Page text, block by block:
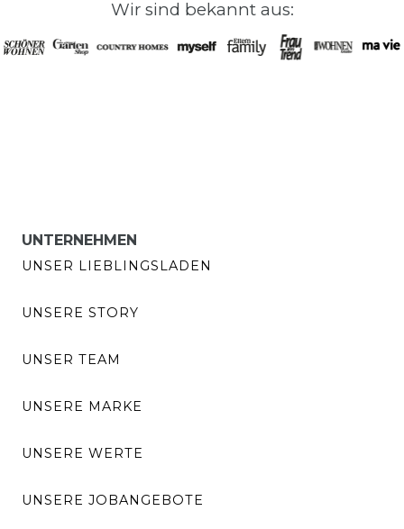
Wir sind bekannt aus:
UNTERNEHMEN
UNSER LIEBLINGSLADEN
UNSERE STORY
UNSER TEAM
UNSERE MARKE
UNSERE WERTE
UNSERE JOBANGEBOTE